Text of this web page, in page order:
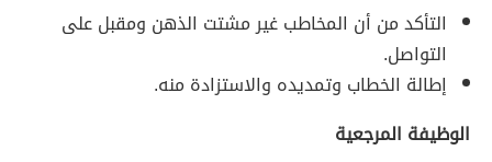
التأكد من أن المخاطب غير مشتت الذهن ومقبل على
التواصل.
إطالة الخطاب وتمديده والاستزادة منه.
الوظيفة المرجعية